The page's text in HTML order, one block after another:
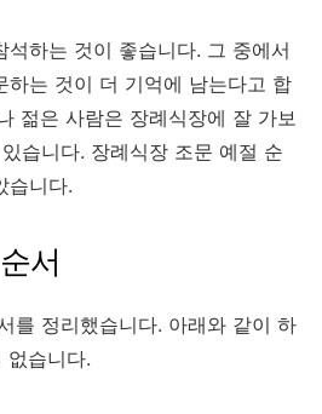
석하는 것이 좋습니다. 그 중에서
하는 것이 더 기억에 남는다고 합
젊은 사람은 장례식장에 잘 가보
습니다. 장례식장 조문 예절 순
습니다.
서
를 정리했습니다. 아래와 같이 하
없습니다.